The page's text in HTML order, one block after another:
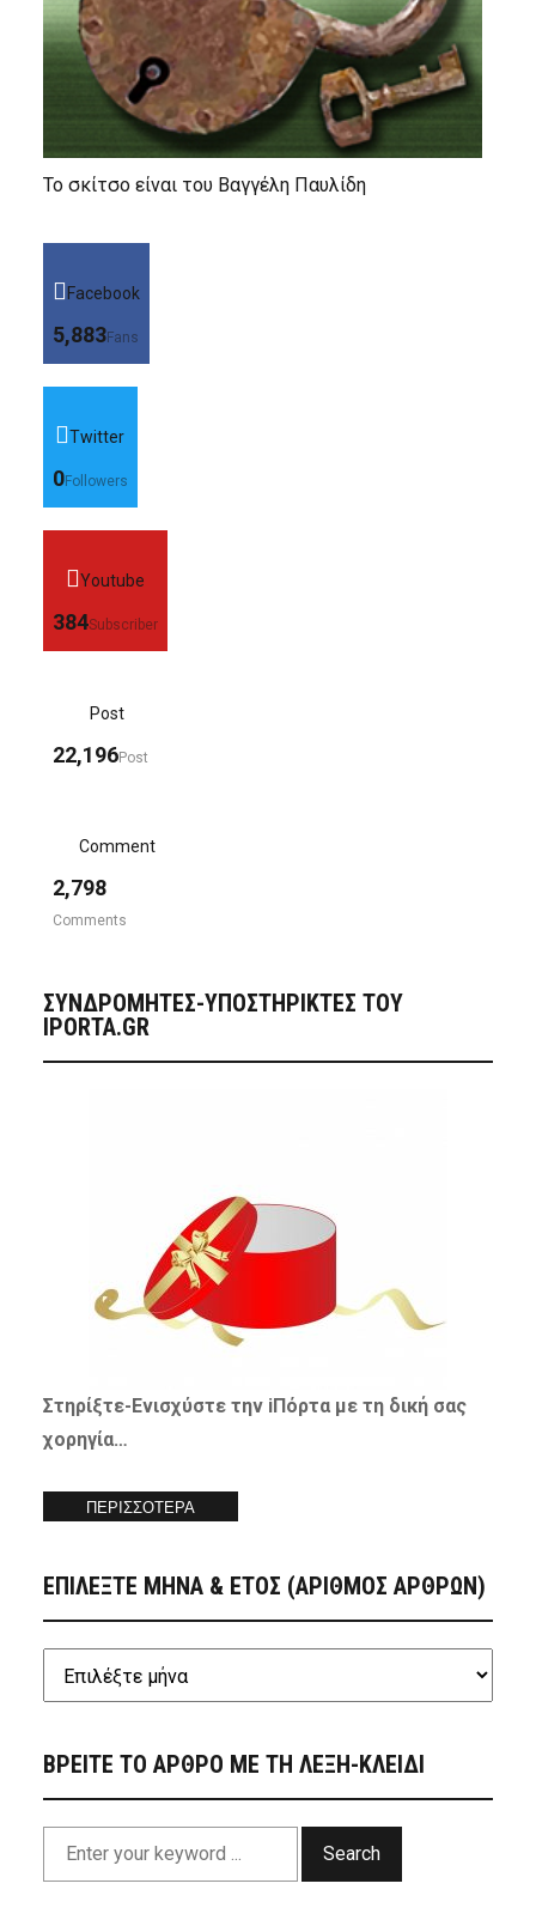
Το σκίτσο είναι του Βαγγέλη Παυλίδη
Facebook
5,883Fans
Twitter
0Followers
Youtube
384Subscriber
Post
22,196Post
Comment
2,798
Comments
ΣΥΝΔΡΟΜΗΤΈΣ-ΥΠΟΣΤΗΡΙΚΤΈΣ ΤΟΥ
IPORTA.GR
Στηρίξτε-Ενισχύστετην iΠόρτα με τη δική σας
χορηγία…
ΠΕΡΙΣΣΟΤΕΡΑ
ΕΠΙΛΕΞΤΕ ΜΗΝΑ & ΕΤΟΣ (ΑΡΙΘΜΟΣ ΑΡΘΡΩΝ)
ΒΡΕΙΤΕ ΤΟ ΑΡΘΡΟ ΜΕ ΤΗ ΛΕΞΗ-ΚΛΕΙΔΙ
Search